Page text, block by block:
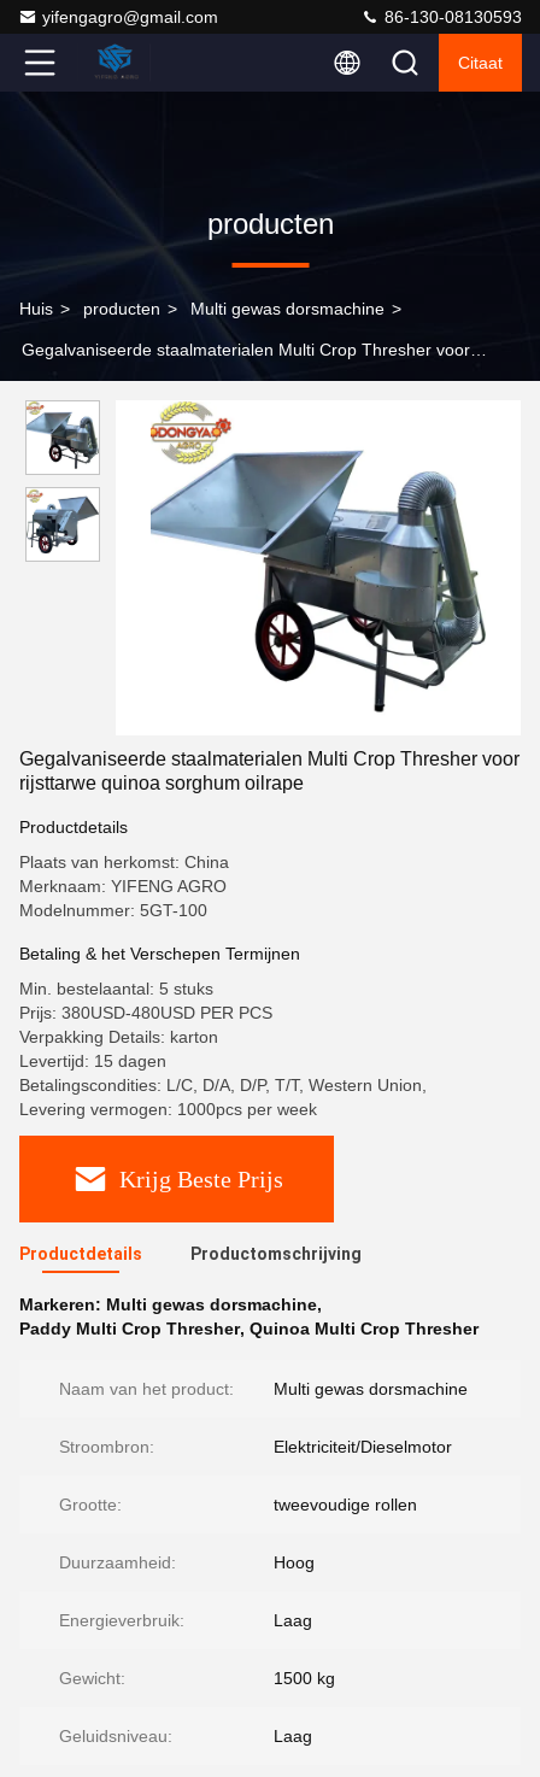
yifengagro@gmail.com 86-130-08130593
Citaat
producten
Huis > producten > Multi gewas dorsmachine >
Gegalvaniseerde staalmaterialen Multi Crop Thresher voor
Gegalvaniseerde staalmaterialen Multi Crop Thresher voor
rijsttarwe quinoa sorghum oilrape
Productdetails
Plaats van herkomst: China
Merknaam: YIFENG AGRO
Modelnummer: 5GT-100
Betaling & het Verschepen Termijnen
Min. bestelaantal: 5 stuks
Prijs: 380USD-480USD PER PCS
Verpakking Details: karton
Levertijd: 15 dagen
Betalingscondities: L/C, D/A, D/P, T/T, Western Union,
Levering vermogen: 1000pcs per week
Krijg Beste Prijs
Productdetails Productomschrijving
Markeren: Multi gewas dorsmachine,
Paddy Multi Crop Thresher, Quinoa Multi Crop Thresher
Naam van het product: Multi gewas dorsmachine
Stroombron: Elektriciteit/Dieselmotor
Grootte: tweevoudige rollen
Duurzaamheid: Hoog
Energieverbruik: Laag
Gewicht: 1500 kg
Geluidsniveau: Laag